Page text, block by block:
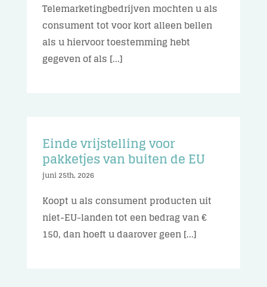
Telemarketingbedrijven mochten u als
consument tot voor kort alleen bellen
als u hiervoor toestemming hebt
gegeven of als [...]
Einde vrijstelling voor
pakketjes van buiten de EU
juni 25th, 2026
Koopt u als consument producten uit
niet-EU-landen tot een bedrag van €
150, dan hoeft u daarover geen [...]